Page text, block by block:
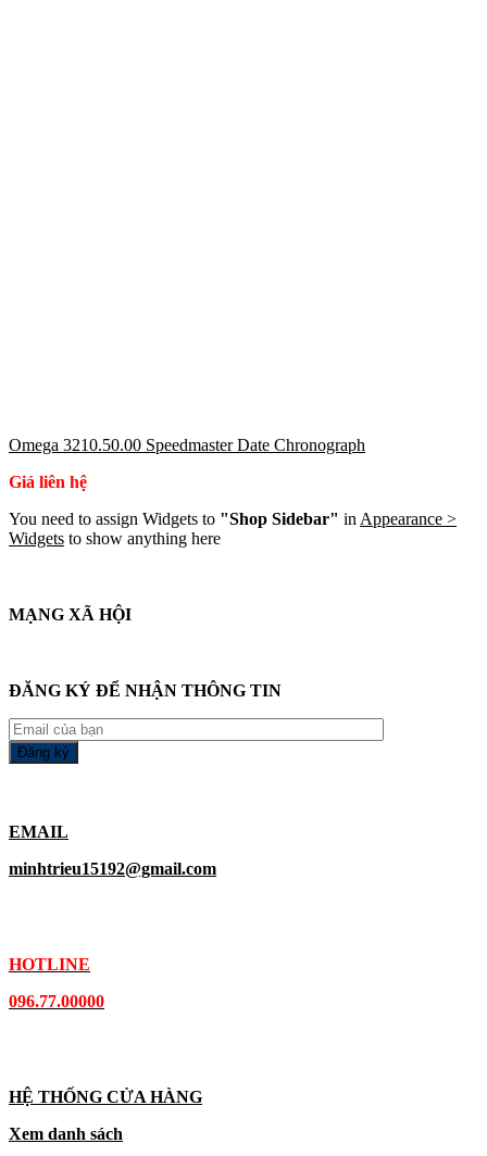
Omega 3210.50.00 Speedmaster Date Chronograph
Giá liên hệ
You need to assign Widgets to "Shop Sidebar" in Appearance >
Widgets to show anything here
MẠNG XÃ HỘI
ĐĂNG KÝ ĐỂ NHẬN THÔNG TIN
EMAIL
minhtrieu15192@gmail.com
HOTLINE
096.77.00000
HỆ THỐNG CỬA HÀNG
Xem danh sách